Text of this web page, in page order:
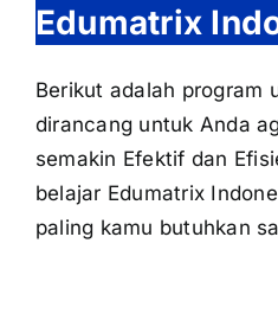
Edumatrix
Berikut adalah program
dirancang untuk Anda
semakin Efektif dan
belajar Edumatrix
paling kamu butuhkan